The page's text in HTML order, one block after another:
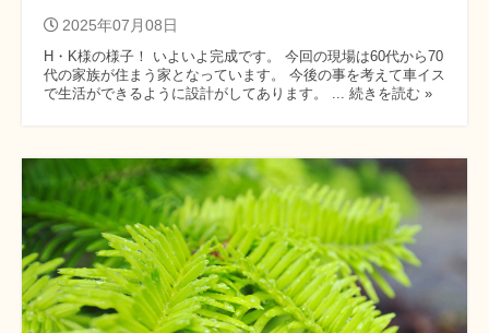
2025年07月08日
H・K様の様子！ いよいよ完成です。 今回の現場は60代から70
代の家族が住まう家となっています。 今後の事を考えて車イス
で生活ができるように設計がしてあります。 ... 続きを読む »